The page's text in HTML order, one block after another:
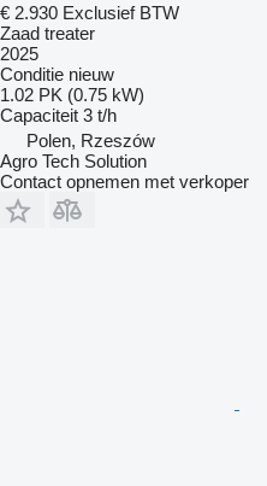
€ 2.930 Exclusief BTW
Zaad treater
2025
Conditie nieuw
1.02 PK (0.75 kW)
Capaciteit 3 t/h
Polen, Rzeszów
Agro Tech Solution
Contact opnemen met verkoper